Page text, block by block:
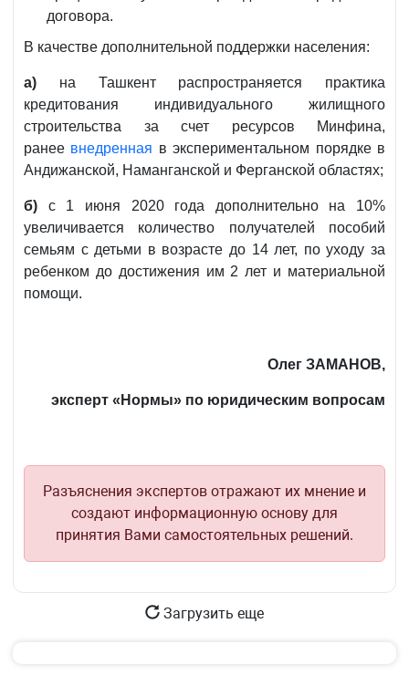
договора.
В качестве дополнительной поддержки населения:
а) на Ташкент распространяется практика
кредитования индивидуального жилищного
строительства за счет ресурсов Минфина,
ранее внедренная в экспериментальном порядке в
Андижанской, Наманганской и Ферганской областях;
б) с 1 июня 2020 года дополнительно на 10%
увеличивается количество получателей пособий
семьям с детьми в возрасте до 14 лет, по уходу за
ребенком до достижения им 2 лет и материальной
помощи.
Олег ЗАМАНОВ,
эксперт «Нормы» по юридическим вопросам
Разъяснения экспертов отражают их мнение и
создают информационную основу для
принятия Вами самостоятельных решений.
Загрузить еще